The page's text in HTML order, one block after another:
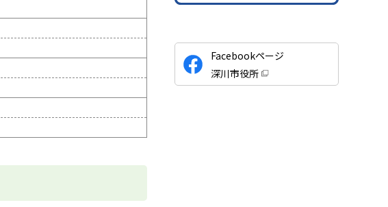
公
式
S
Facebookページ
深川市役所
（